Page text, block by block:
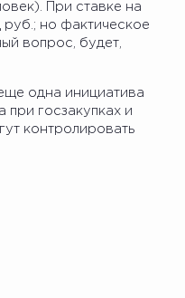
При ставке на
но фактическое
вопрос, будет,
одна инициатива
при госзакупках и
контролировать